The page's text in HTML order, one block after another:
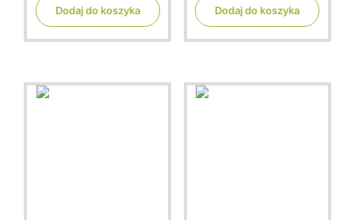
o
5
Dodaj do koszyka
o
5
Dodaj do koszyka